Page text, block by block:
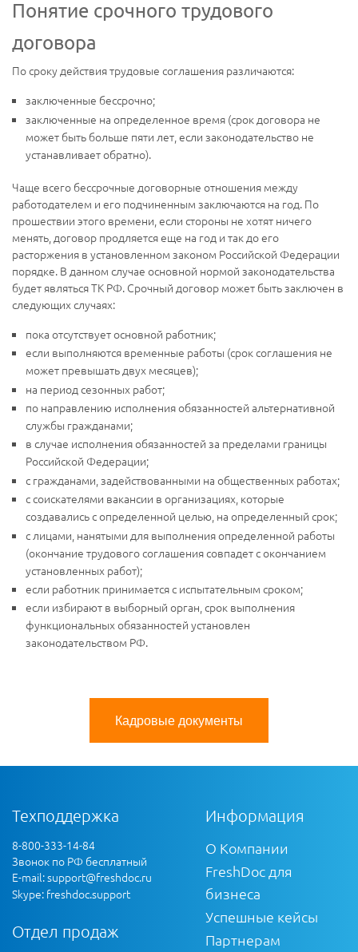
Понятие срочного трудового
договора
По сроку действия трудовые соглашения различаются:
заключенные бессрочно;
заключенные на определенное время (срок договора не
может быть больше пяти лет, если законодательство не
устанавливает обратно).
Чаще всего бессрочные договорные отношения между
работодателем и его подчиненным заключаются на год. По
прошествии этого времени, если стороны не хотят ничего
менять, договор продляется еще на год и так до его
расторжения в установленном законом Российской Федерации
порядке. В данном случае основной нормой законодательства
будет являться ТК РФ. Срочный договор может быть заключен в
следующих случаях:
пока отсутствует основной работник;
если выполняются временные работы (срок соглашения не
может превышать двух месяцев);
на период сезонных работ;
по направлению исполнения обязанностей альтернативной
службы гражданами;
в случае исполнения обязанностей за пределами границы
Российской Федерации;
с гражданами, задействованными на общественных работах;
с соискателями вакансии в организациях, которые
создавались с определенной целью, на определенный срок;
с лицами, нанятыми для выполнения определенной работы
(окончание трудового соглашения совпадет с окончанием
установленных работ);
если работник принимается с испытательным сроком;
если избирают в выборный орган, срок выполнения
функциональных обязанностей установлен
законодательством РФ.
Кадровые документы
Техподдержка
8-800-333-14-84
Звонок по РФ бесплатный
E-mail:support@freshdoc.ru
Skype: freshdoc.support
Отдел продаж
Информация
О Компании
FreshDoc для
бизнеса
Успешные кейсы
Партнерам